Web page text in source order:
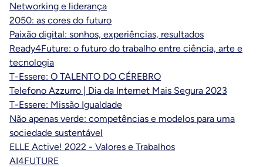
Networking e liderança
2050: as cores do futuro
Paixão digital: sonhos, experiências, resultados
Ready4Future: o futuro do trabalho entre ciência, arte e
tecnologia
T-Essere: O TALENTO DO CÉREBRO
Telefono Azzurro | Dia da Internet Mais Segura 2023
T-Essere: Missão Igualdade
Não apenas verde: competências e modelos para uma
sociedade sustentável
ELLE Active! 2022 - Valores e Trabalhos
AI4FUTURE